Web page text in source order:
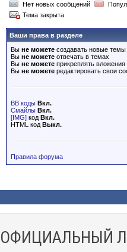
Нет новых сообщений
Тема закрыта
Ваши права в разделе
Вы не можете создавать новые темы
Вы не можете отвечать в темах
Вы не можете прикреплять вложения
Вы не можете редактировать свои
BB коды Вкл.
Смайлы Вкл.
[IMG] код Вкл.
HTML код Выкл.
Правила форума
ОФИЦИАЛЬНЫЙ